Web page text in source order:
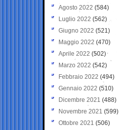
Agosto 2022 (584)
Luglio 2022 (562)
Giugno 2022 (521)
Maggio 2022 (470)
Aprile 2022 (502)
Marzo 2022 (542)
Febbraio 2022 (494)
Gennaio 2022 (510)
Dicembre 2021 (488)
Novembre 2021 (599)
Ottobre 2021 (506)